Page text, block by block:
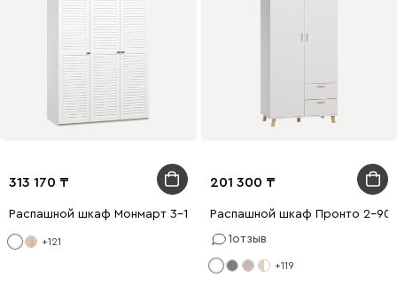
313 170
Распашной шкаф Монмарт 3-120x220 Белый
+121
201 300
Распашной шкаф Пронто 2-
1отзыв
+119